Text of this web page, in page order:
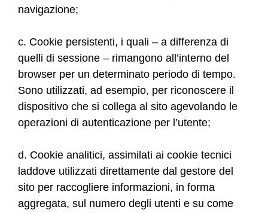
navigazione;
c. Cookie persistenti, i quali – a differenza di
quelli di sessione – rimangono all’interno del
browser per un determinato periodo di tempo.
Sono utilizzati, ad esempio, per riconoscere il
dispositivo che si collega al sito agevolando le
operazioni di autenticazione per l’utente;
d. Cookie analitici, assimilati ai cookie tecnici
laddove utilizzati direttamente dal gestore del
sito per raccogliere informazioni, in forma
aggregata, sul numero degli utenti e su come